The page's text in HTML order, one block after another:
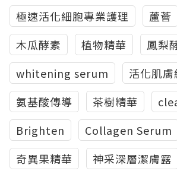
極速活化細胞專業護理
蘆薈
木瓜酵素
植物精華 鳳梨
whitening serum
活化肌膚
氨基酸傳導
茶樹精華
Brighten
Collagen Serum
奇異果精華
神采深層潔膚露